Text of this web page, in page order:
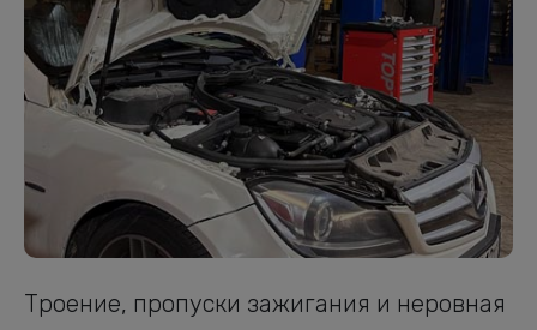
Троение, пропуски зажигания и неровная